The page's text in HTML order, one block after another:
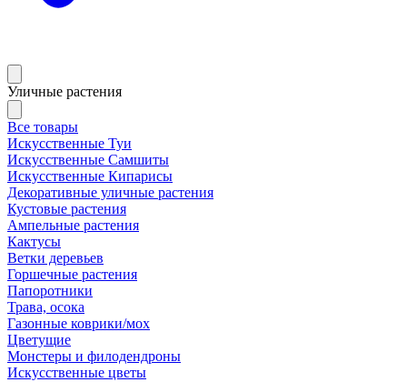
Уличные растения
Все товары
Искусственные Туи
Искусственные Самшиты
Искусственные Кипарисы
Декоративные уличные растения
Кустовые растения
Ампельные растения
Кактусы
Ветки деревьев
Горшечные растения
Папоротники
Трава, осока
Газонные коврики/мох
Цветущие
Монстеры и филодендроны
Искусственные цветы